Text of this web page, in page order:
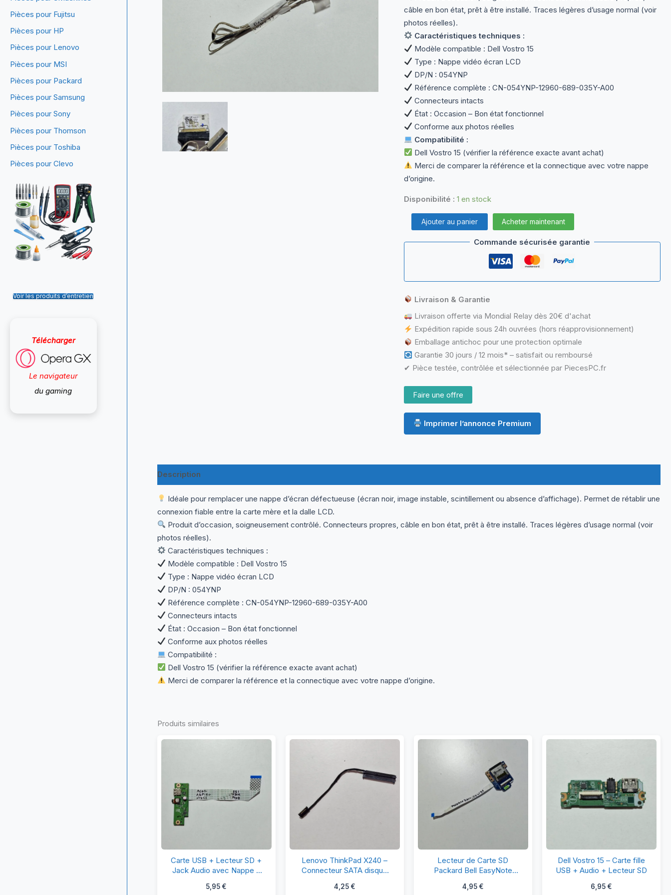
Pièces pour Fujitsu
Pièces pour HP
Pièces pour Lenovo
Pièces pour MSI
Pièces pour Packard
Pièces pour Samsung
Pièces pour Sony
Pièces pour Thomson
Pièces pour Toshiba
Pièces pour Clevo
Voir les produits d’entretien
Télécharger
Le navigateur
du gaming
câble en bon état, prêt à être installé. Traces légères d’usage normal (voir
photos réelles).
Caractéristiques techniques :
Modèle compatible : Dell Vostro 15
Type : Nappe vidéo écran LCD
DP/N : 054YNP
Référence complète : CN-054YNP-12960-689-035Y-A00
Connecteurs intacts
État : Occasion – Bon état fonctionnel
Conforme aux photos réelles
Compatibilité :
Dell Vostro 15 (vérifier la référence exacte avant achat)
Merci de comparer la référence et la connectique avec votre nappe
d’origine.
Disponibilité : 1 en stock
quantité
de
LCD
054YNP)
Ajouter au panier Acheter maintenant
Commande sécurisée garantie
Livraison & Garantie
Livraison offerte via Mondial Relay dès 20€ d'achat
Expédition rapide sous 24h ouvrées (hors réapprovisionnement)
Emballage antichoc pour une protection optimale
Garantie 30 jours / 12 mois* – satisfait ou remboursé
✔ Pièce testée, contrôlée et sélectionnée par PiecesPC.fr
Faire une offre
Imprimer l’annonce Premium
Description
Idéale pour remplacer une nappe d’écran défectueuse (écran noir, image instable, scintillement ou absence d’affichage). Permet de rétablir une
connexion fiable entre la carte mère et la dalle LCD.
Produit d’occasion, soigneusement contrôlé. Connecteurs propres, câble en bon état, prêt à être installé. Traces légères d’usage normal (voir
photos réelles).
Caractéristiques techniques :
Modèle compatible : Dell Vostro 15
Type : Nappe vidéo écran LCD
DP/N : 054YNP
Référence complète : CN-054YNP-12960-689-035Y-A00
Connecteurs intacts
État : Occasion – Bon état fonctionnel
Conforme aux photos réelles
Compatibilité :
Dell Vostro 15 (vérifier la référence exacte avant achat)
Merci de comparer la référence et la connectique avec votre nappe d’origine.
Produits similaires
Carte
USB
+
Carte USB + Lecteur SD +
Jack Audio avec Nappe –
(LS-D671P)
5,95 €
Lenovo
ThinkPad
X240
Lenovo ThinkPad X240 –
Connecteur SATA disque
(0C45987)
4,25 €
Lecteur
de
Carte
Lecteur de Carte SD
Packard Bell EasyNote
5898P
4,95 €
Dell
Vostro
15
Dell Vostro 15 – Carte fille
USB + Audio + Lecteur SD
6,95 €